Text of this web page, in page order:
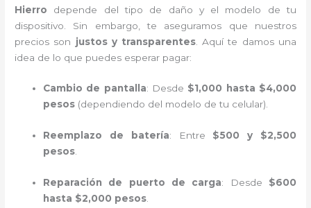
Hierro depende del tipo de daño y el modelo de tu
dispositivo. Sin embargo, te aseguramos que nuestros
precios son justos y transparentes . Aquí te damos una
idea de lo que puedes esperar pagar:
Cambio de pantalla: Desde $1,000 hasta $4,000
pesos (dependiendo del modelo de tu celular).
Reemplazo de batería: Entre $500 y $2,500
pesos.
Reparación de puerto de carga: Desde $600
hasta $2,000 pesos